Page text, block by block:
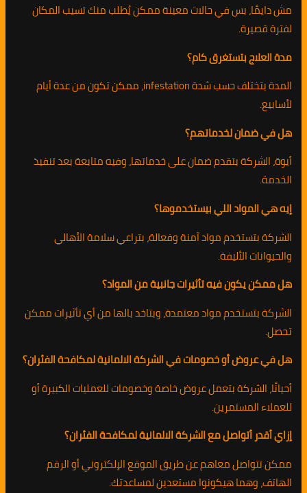
مش دايمًا، بس في حالات معينة ممكن يُطلب منك تسيب المكان
لفترة قصيرة.
مدة العلاج بتستغرق كام؟
المدة بتختلف حسب شدة infestation، ممكن تكون من عدة أيام
لأسابيع.
هل في ضمان لخدماتهم؟
أيوة، الشركة بتقدم ضمان على خدماتها، وفيه متابعة بعد تنفيذ
الخدمة.
إيه هي المواد اللي بيستخدموها؟
الشركة بتستخدم مواد آمنة وفعالة، بتراعي سلامة الأهالي
والحيوانات الأليفة.
هل ممكن يكون فيه تأثيرات جانبية من المواد؟
الشركة بتستخدم مواد معتمدة، وبتاخد بالها من أي تأثيرات ممكن
تحصل.
هل في عروض أو خصومات في الشركة الالمانية لمكافحة الفئران؟
أحيانًا، الشركة بتعمل عروض خاصة وخصومات للعمليات الكبيرة أو
للعملاء المستمرين.
إزاي أقدر أتواصل مع الشركة الالمانية لمكافحة الفئران؟
ممكن تتواصل معاهم عن طريق الموقع الإلكتروني أو الرقم
الهاتف، وهما هيكونوا مستعدين لمساعدتك.